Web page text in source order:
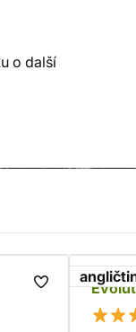
o další